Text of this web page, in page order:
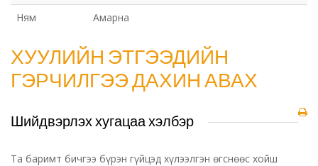
Ням
Амарна
ХУУЛИЙН ЭТГЭЭДИЙН
ГЭРЧИЛГЭЭ ДАХИН АВАХ
Шийдвэрлэх хугацаа хэлбэр
Та баримт бичгээ бүрэн гүйцэд хүлээлгэн өгснөөс хойш